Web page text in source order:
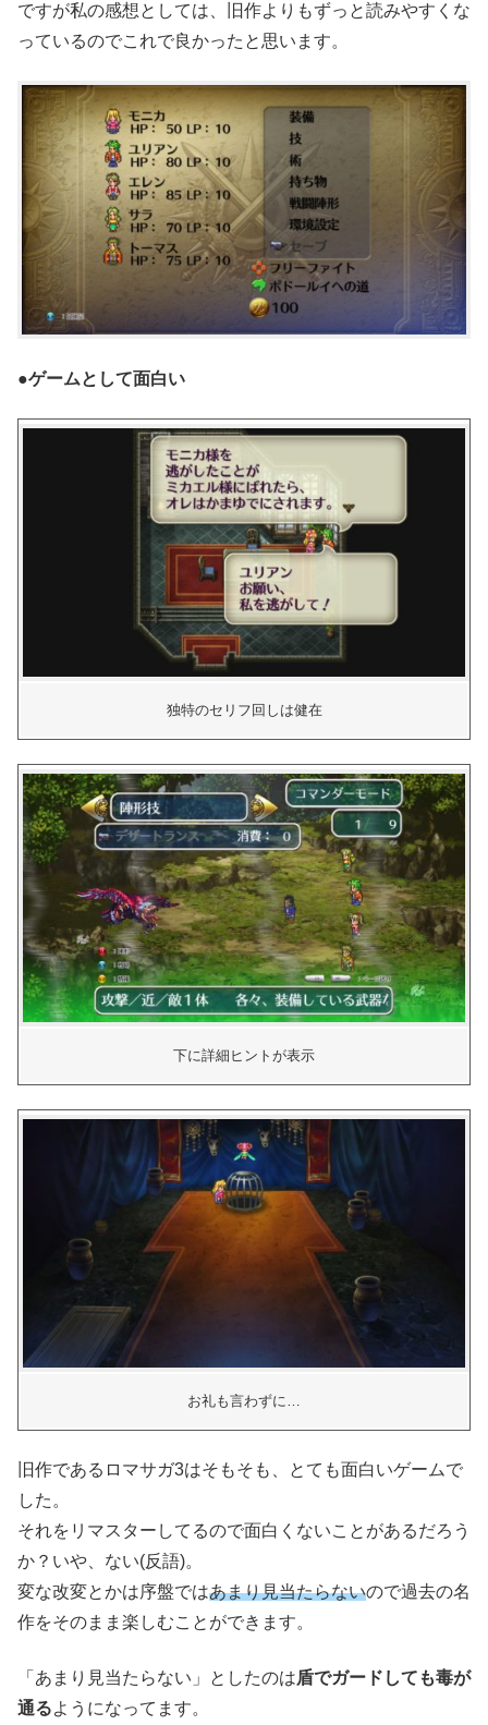
ですが私の感想としては、旧作よりもずっと読みやすくな
っているのでこれで良かったと思います。
●ゲームとして面白い
独特のセリフ回しは健在
下に詳細ヒントが表示
お礼も言わずに…
旧作であるロマサガ3はそもそも、とても面白いゲームで
した。
それをリマスターしてるので面白くないことがあるだろう
か？いや、ない(反語)。
変な改変とかは序盤ではあまり見当たらないので過去の名
作をそのまま楽しむことができます。
「あまり見当たらない」としたのは盾でガードしても毒が
通るようになってます。